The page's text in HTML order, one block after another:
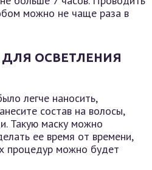
можно не чаще раза в
ОСВЕТЛЕНИЯ
легче наносить,
состав на волосы,
Такую маску можно
ее время от времени,
процедур можно будет